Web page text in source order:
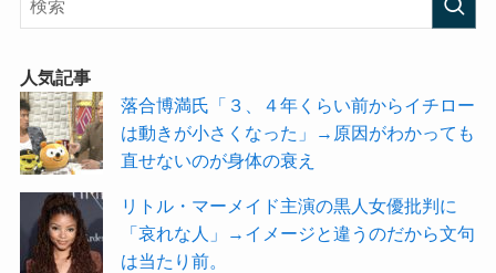
人気記事
落合博満氏「３、４年くらい前からイチロー
は動きが小さくなった」→原因がわかっても
直せないのが身体の衰え
リトル・マーメイド主演の黒人女優批判に
「哀れな人」→イメージと違うのだから文句
は当たり前。